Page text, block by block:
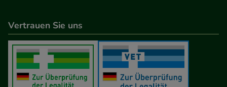
Vertrauen Sie uns